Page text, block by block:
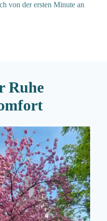
von der ersten Minute an
Ruhe